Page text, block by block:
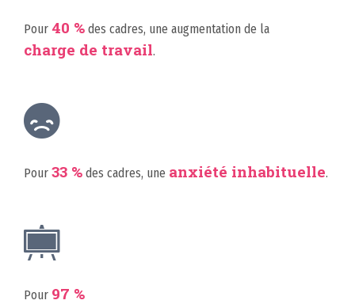
Pour 40 % des cadres, une augmentation de la
charge de travail.
Pour 33 % des cadres, une anxiété inhabituelle.
Pour 97 %